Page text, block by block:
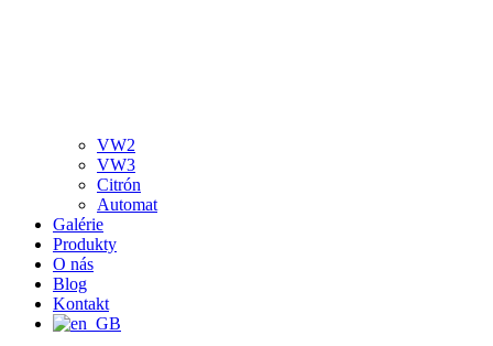
VW2
VW3
Citrón
Automat
Galérie
Produkty
O nás
Blog
Kontakt